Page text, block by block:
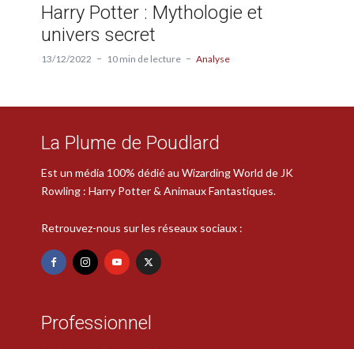
Harry Potter : Mythologie et
univers secret
13/12/2022 10 min de lecture Analyse
La Plume de Poudlard
Est un média 100% dédié au Wizarding World de JK
Rowling : Harry Potter & Animaux Fantastiques.
Retrouvez-nous sur les réseaux sociaux :
Professionnel